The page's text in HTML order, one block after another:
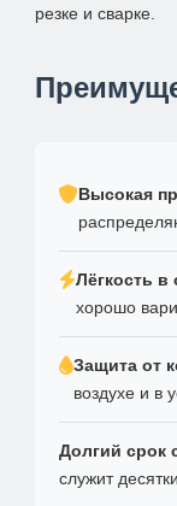
резке и сварке.
Высокая
Лёгкость в
хорошо
Защита от
воздухе и в
Долгий срок
служит